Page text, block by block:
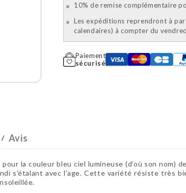
10% de remise complémentaire
Les expéditions reprendront à
calendaires) à compter du
Paiement
sécurisé
Avis
la couleur bleu ciel lumineuse (d'où son
s'étalant avec l'age. Cette variété résiste très